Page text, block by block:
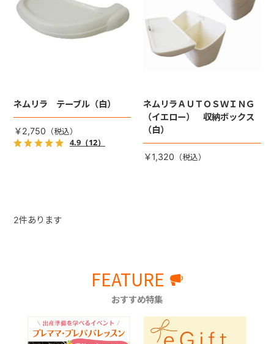
ネムリラ テーブル（白）
￥2,750
4.9（12）
ネムリラＡＵＴＯＳＷＩＮＧ
（イエロー） 収納ボックス
（白）
￥1,320
2件あります
FEATURE
おすすめ特集